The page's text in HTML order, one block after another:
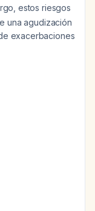
estos riesgos
una agudización
exacerbaciones